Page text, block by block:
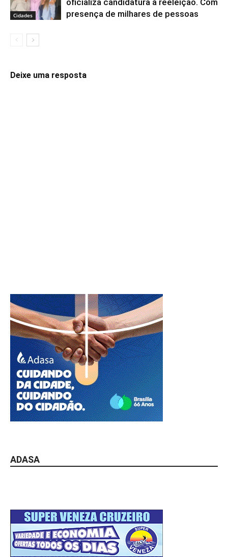
Cidades
oficializa candidatura à reeleição. Com
presença de milhares de pessoas
Deixe uma resposta
ADASA